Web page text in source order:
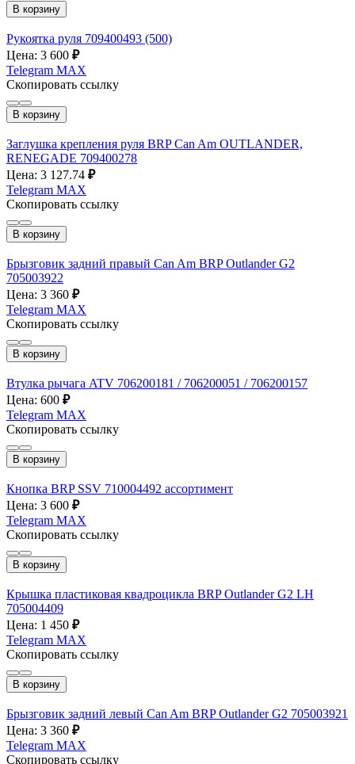
В корзину
Рукоятка руля 709400493 (500)
Цена: 3 600 ₽
Telegram MAX
Скопировать ссылку
В корзину
Заглушка крепления руля BRP Can Am OUTLANDER,
RENEGADE 709400278
Цена: 3 127.74 ₽
Telegram MAX
Скопировать ссылку
В корзину
Брызговик задний правый Can Am BRP Outlander G2
705003922
Цена: 3 360 ₽
Telegram MAX
Скопировать ссылку
В корзину
Втулка рычага ATV 706200181 / 706200051 / 706200157
Цена: 600 ₽
Telegram MAX
Скопировать ссылку
В корзину
Кнопка BRP SSV 710004492 ассортимент
Цена: 3 600 ₽
Telegram MAX
Скопировать ссылку
В корзину
Крышка пластиковая квадроцикла BRP Outlander G2 LH
705004409
Цена: 1 450 ₽
Telegram MAX
Скопировать ссылку
В корзину
Брызговик задний левый Can Am BRP Outlander G2 705003921
Цена: 3 360 ₽
Telegram MAX
Скопировать ссылку